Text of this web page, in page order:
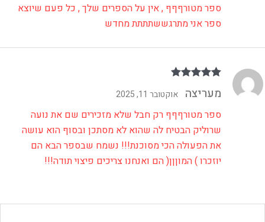
ספר מטורףףף , אין על הספרים שלך , כל פעם שיוצא
ספר אני מתרגששתתתת מחדש
דורג 5
מעריצה אוקטובר 11, 2025
ספר מטורףףף רק חבל שלא מזכירים שם את נועה
שרוליק הבטיח לה שהוא לא מסתכן ובסוף הוא עושה
את הפעולה הכי מסוכנת!!! נשמח שבספר הבא הם
יוזכרו ) המוןןן( הם ואנחנו צריכים פיצוי תודה!!!